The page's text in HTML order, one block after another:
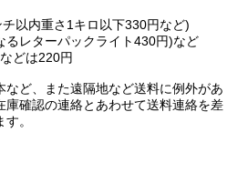
以内重さ1キロ以下330円など)
レターパックライト430円)など
どは220円
ど、また遠隔地など送料に例外があ
庫確認の連絡とあわせて送料連絡を差
。